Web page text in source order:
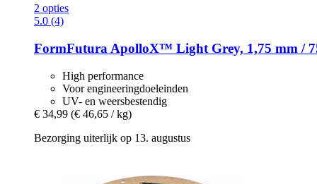
2 opties
5.0 (4)
FormFutura ApolloX™ Light Grey, 1,75 mm /
High performance
Voor engineeringdoeleinden
UV- en weersbestendig
€ 34,99 (€ 46,65 / kg)
Bezorging uiterlijk op 13. augustus